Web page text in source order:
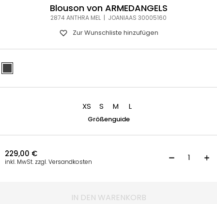
Blouson von ARMEDANGELS
2874 ANTHRA MEL | JOANIAAS 30005160
Zur Wunschliste hinzufügen
XS S M L
Größenguide
229,00 €
inkl. MwSt. zzgl. Versandkosten
IN DEN WARENKORB